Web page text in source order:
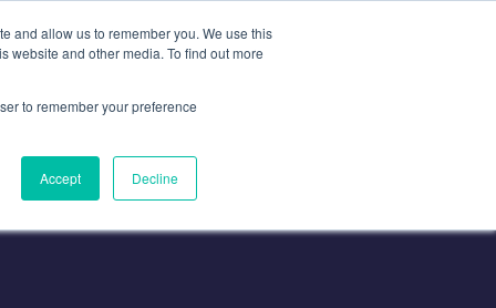
and allow us to remember you. We use this
website and other media. To find out more
to remember your preference
Accept Decline
Contact